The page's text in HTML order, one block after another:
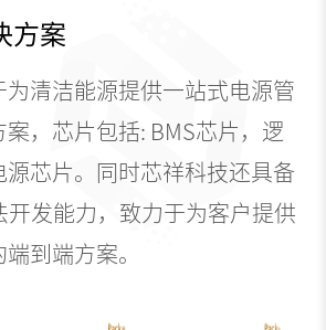
方案
为清洁能源提供一站式电源管
，芯片包括: BMS芯片，逻
源芯片。同时芯祥科技还具备
开发能力，致力于为客户提供
到端方案。